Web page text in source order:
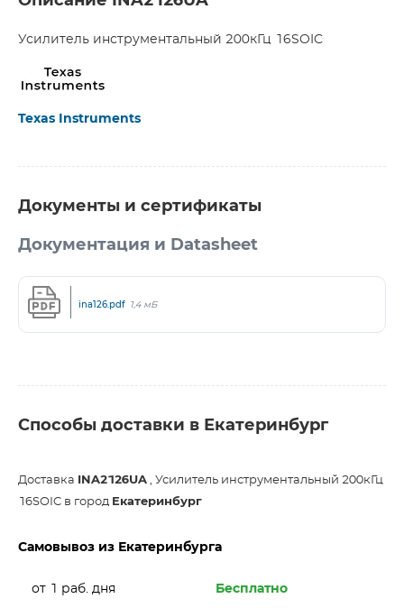
Усилитель инструментальный 200кГц 16SOIC
Texas Instruments
Документы и сертификаты
Документация и Datasheet
ina126.pdf 1,4 мБ
Способы доставки в Екатеринбург
Доставка INA2126UA , Усилитель инструментальный 200кГц
16SOIC в город Екатеринбург
Самовывоз из Екатеринбурга
от 1 раб. дня Бесплатно